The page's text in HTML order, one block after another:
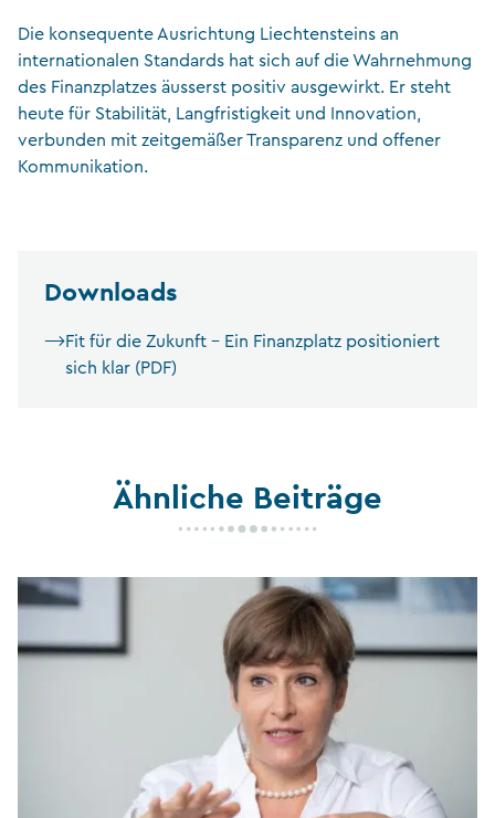
Die konsequente Ausrichtung Liechtensteins an
internationalen Standards hat sich auf die Wahrnehmung
des Finanzplatzes äusserst positiv ausgewirkt. Er steht
heute für Stabilität, Langfristigkeit und Innovation,
verbunden mit zeitgemäßer Transparenz und offener
Kommunikation.
Downloads
Fit für die Zukunft – Ein Finanzplatz positioniert
sich klar (PDF)
Ähnliche Beiträge